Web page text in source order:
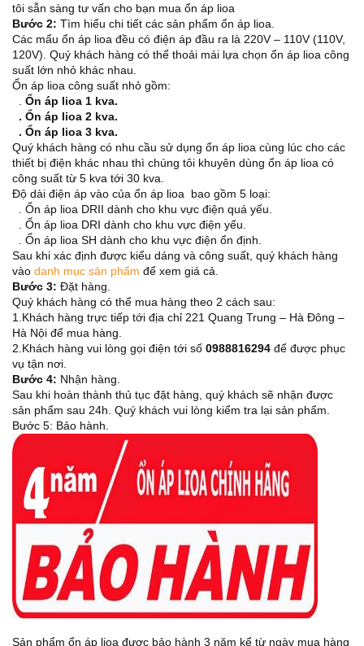
tôi sẫn sàng tư vấn cho bạn mua ổn áp lioa
Bước 2: Tìm hiểu chi tiết các sản phẩm ổn áp lioa.
Các mẩu ổn áp lioa đều có điện áp đầu ra là 220V – 110V (110V,
120V). Quý khách hàng có thể thoải mái lựa chọn ổn áp lioa công
suất lớn nhỏ khác nhau.
Ổn áp lioa công suất nhỏ gồm:
Ổn áp lioa 1 kva.
. Ổn áp lioa 2 kva.
. Ổn áp lioa 3 kva.
Quý khách hàng có nhu cầu sử dụng ổn áp lioa cùng lúc cho các
thiết bị điện khác nhau thì chúng tôi khuyên dùng ổn áp lioa có
công suất từ 5 kva tới 30 kva.
Độ dài điện áp vào của ổn áp lioa bao gồm 5 loại:
. Ổn áp lioa DRII dành cho khu vực điện quá yếu.
. Ổn áp lioa DRI dành cho khu vực điện yếu.
. Ổn áp lioa SH dành cho khu vực điện ổn định.
Sau khi xác định được kiểu dáng và công suất, quý khách hàng
vào danh mục sản phẩm để xem giá cả.
Bước 3: Đặt hàng.
Quý khách hàng có thể mua hàng theo 2 cách sau:
1.Khách hàng trực tiếp tới địa chỉ 221 Quang Trung – Hà Đông –
Hà Nội để mua hàng.
2.Khách hàng vui lòng gọi điện tới số 0988816294 để được phục
vụ tận nơi.
Bước 4: Nhận hàng.
Sau khi hoàn thành thủ tục đặt hàng, quý khách sẽ nhận được
sản phẩm sau 24h. Quý khách vui lòng kiểm tra lại sản phẩm.
Bước 5: Bảo hành.
Sản phẩm ổn áp lioa được bảo hành 3 năm kể từ ngày mua hàng